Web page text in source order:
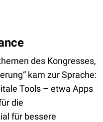
des Kongresses,
kam zur Sprache:
Tools – etwa Apps
die
für bessere